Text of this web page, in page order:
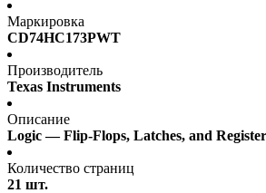
Маркировка
CD74HC173PWT
Производитель
Texas Instruments
Описание
Logic — Flip-Flops, Latches, and
Количество страниц
21 шт.